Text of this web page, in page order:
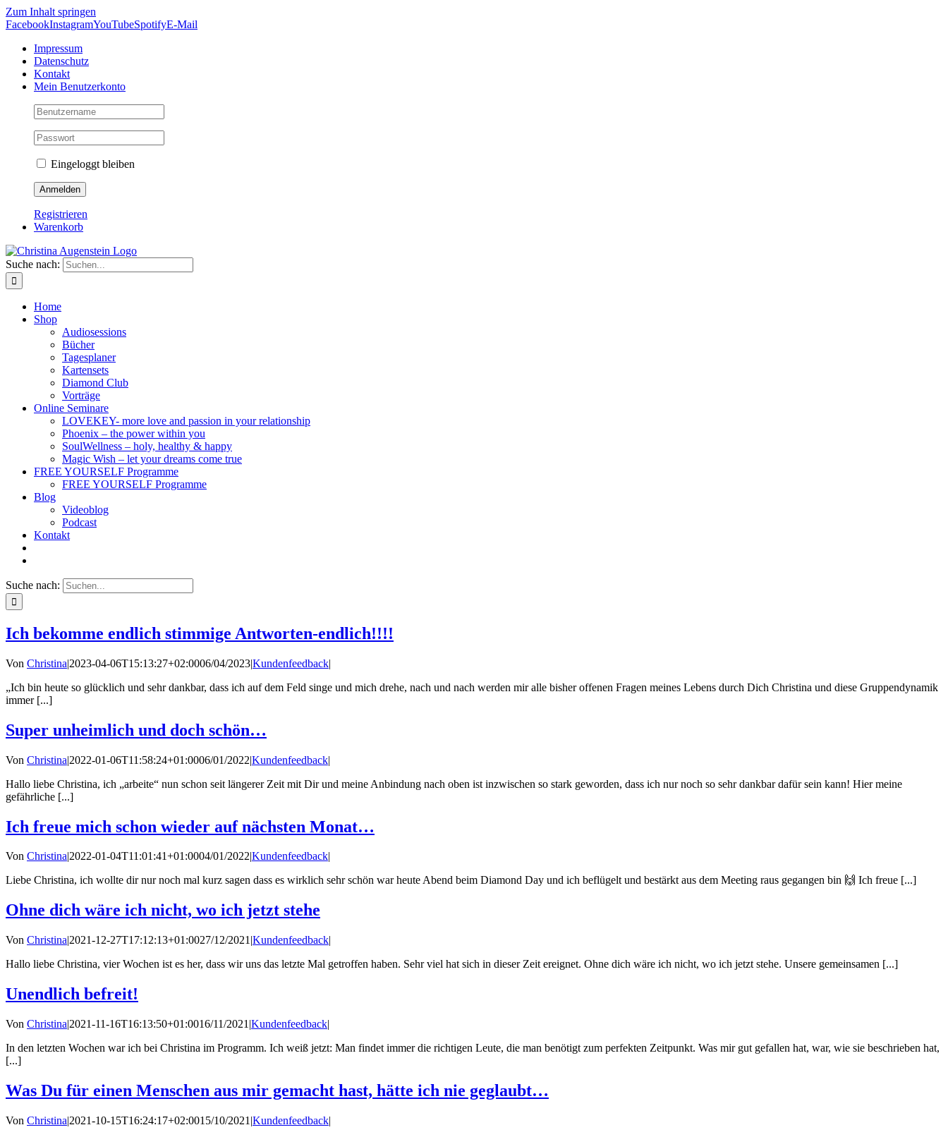
Zum Inhalt springen
FacebookInstagramYouTubeSpotifyE-Mail
Impressum
Datenschutz
Kontakt
Mein Benutzerkonto
Eingeloggt bleiben
Registrieren
Warenkorb
Suche nach:
Home
Shop
Audiosessions
Bücher
Tagesplaner
Kartensets
Diamond Club
Vorträge
Online Seminare
LOVEKEY- more love and passion in your relationship
Phoenix – the power within you
SoulWellness – holy, healthy & happy
Magic Wish – let your dreams come true
FREE YOURSELF Programme
FREE YOURSELF Programme
Blog
Videoblog
Podcast
Kontakt
Suche nach:
Ich bekomme endlich stimmige Antworten-endlich!!!!
Von Christina|2023-04-06T15:13:27+02:0006/04/2023|Kundenfeedback|
„Ich bin heute so glücklich und sehr dankbar, dass ich auf dem Feld singe und mich drehe, nach und nach werden mir alle bisher offenen Fragen meines Lebens durch Dich Christina und diese Gruppendynamik
immer [...]
Super unheimlich und doch schön…
Von Christina|2022-01-06T11:58:24+01:0006/01/2022|Kundenfeedback|
Hallo liebe Christina, ich „arbeite“ nun schon seit längerer Zeit mit Dir und meine Anbindung nach oben ist inzwischen so stark geworden, dass ich nur noch so sehr dankbar dafür sein kann! Hier meine
gefährliche [...]
Ich freue mich schon wieder auf nächsten Monat…
Von Christina|2022-01-04T11:01:41+01:0004/01/2022|Kundenfeedback|
Liebe Christina, ich wollte dir nur noch mal kurz sagen dass es wirklich sehr schön war heute Abend beim Diamond Day und ich beflügelt und bestärkt aus dem Meeting raus gegangen bin 🙌 Ich freue [...]
Ohne dich wäre ich nicht, wo ich jetzt stehe
Von Christina|2021-12-27T17:12:13+01:0027/12/2021 |Kundenfeedback|
Hallo liebe Christina, vier Wochen ist es her, dass wir uns das letzte Mal getroffen haben. Sehr viel hat sich in dieser Zeit ereignet. Ohne dich wäre ich nicht, wo ich jetzt stehe. Unsere gemeinsamen [...]
Unendlich befreit!
Von Christina|2021-11-16T16:13:50+01:0016/11/2021 |Kundenfeedback|
In den letzten Wochen war ich bei Christina im Programm. Ich weiß jetzt: Man findet immer die richtigen Leute, die man benötigt zum perfekten Zeitpunkt. Was mir gut gefallen hat, war, wie sie beschrieben hat,
[...]
Was Du für einen Menschen aus mir gemacht hast, hätte ich nie geglaubt…
Von Christina|2021-10-15T16:24:17+02:0015/10/2021 |Kundenfeedback|